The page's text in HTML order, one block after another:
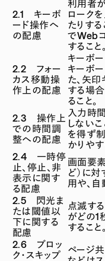
2.1 キーボ
ード操作へ
の配慮
利用者
ローク
たりす
でWeb
すること。
2.2 フォー
カス移動操
作上の配慮
キーボ
キーボ
た、矢
する場
ること。
2.3 操作上
での時間調
整への配慮
入力時
しない
を得ず
かりやす
2.4 一時停
止、停止、非
表示に関す
る配慮
画面要
ど）に
用や、自
2.5 閃光ま
たは閾値以
下に関する
配慮
点滅す
がどの1
すること。
2.6 ブロッ
ク・スキップ
ページ